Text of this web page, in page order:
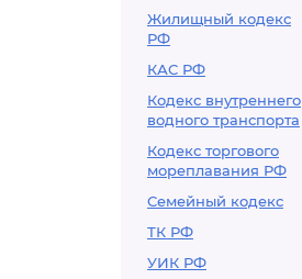
Жилищный кодекс
РФ
КАС РФ
Кодекс внутреннего
водного транспорта
Кодекс торгового
мореплавания РФ
Семейный кодекс
ТК РФ
УИК РФ